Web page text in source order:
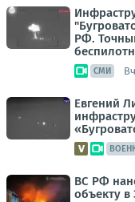
РФ.
СМИ
Евгений
ВС РФ
объекту